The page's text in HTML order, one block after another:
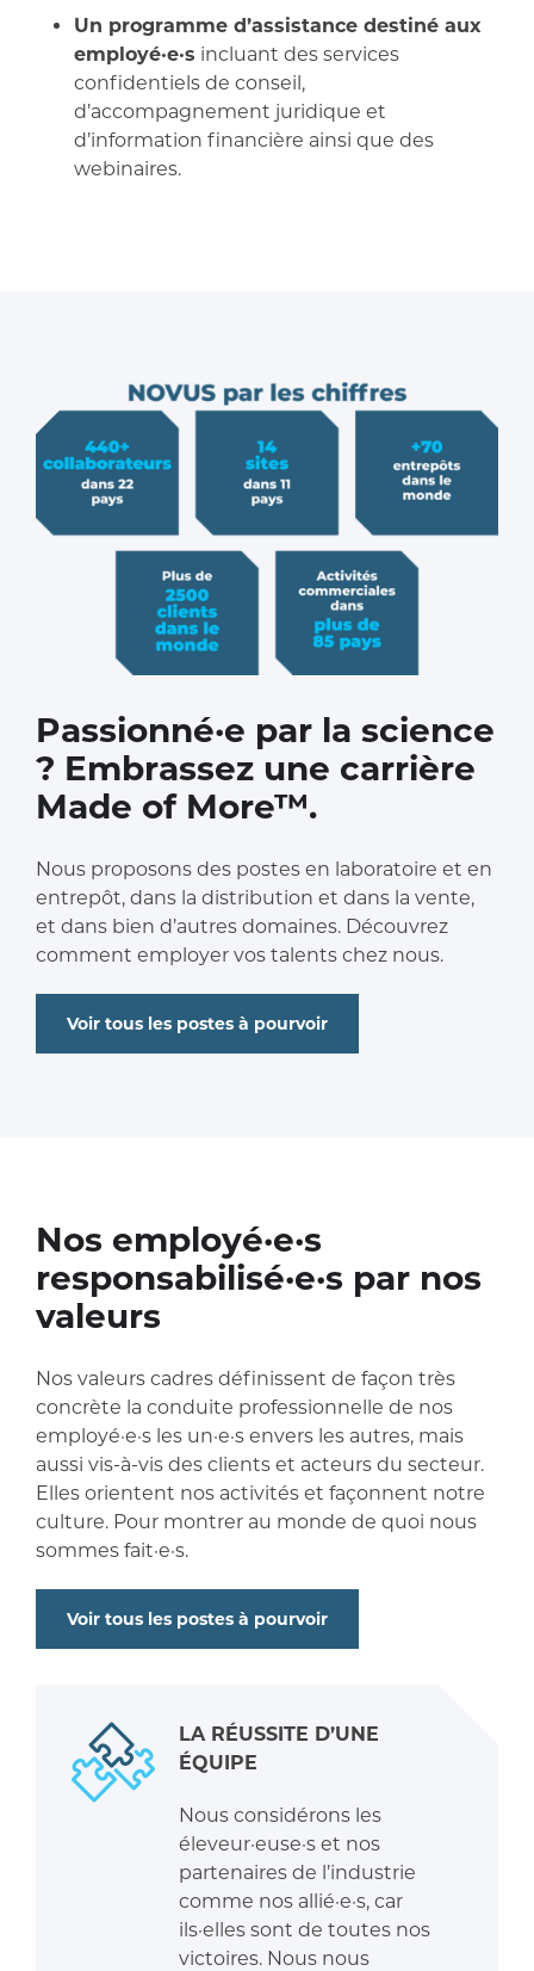
Un programme d’assistance destiné aux
employé·e·s incluant des services
confidentiels de conseil,
d’accompagnement juridique et
d’information financière ainsi que des
webinaires.
Passionné·e par la science
? Embrassez une carrière
Made of More™.
Nous proposons des postes en laboratoire et en
entrepôt, dans la distribution et dans la vente,
et dans bien d’autres domaines. Découvrez
comment employer vos talents chez nous.
Voir tous les postes à pourvoir
Nos employé·e·s
responsabilisé·e·s par nos
valeurs
Nos valeurs cadres définissent de façon très
concrète la conduite professionnelle de nos
employé·e·s les un·e·s envers les autres, mais
aussi vis-à-vis des clients et acteurs du secteur.
Elles orientent nos activités et façonnent notre
culture. Pour montrer au monde de quoi nous
sommes fait·e·s.
Voir tous les postes à pourvoir
LA RÉUSSITE D’UNE
ÉQUIPE
Nous considérons les
éleveur·euse·s et nos
partenaires de l’industrie
comme nos allié·e·s, car
ils·elles sont de toutes nos
victoires. Nous nous